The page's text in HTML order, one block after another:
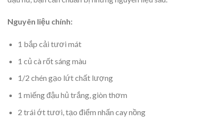
Nguyên liệu chính:
1 bắp cải tươi mát
1 củ cà rốt sáng màu
1/2 chén gạo lứt chất lượng
1 miếng đậu hủ trắng, giòn thơm
2 trái ớt tươi, tạo điểm nhấn cay nồng